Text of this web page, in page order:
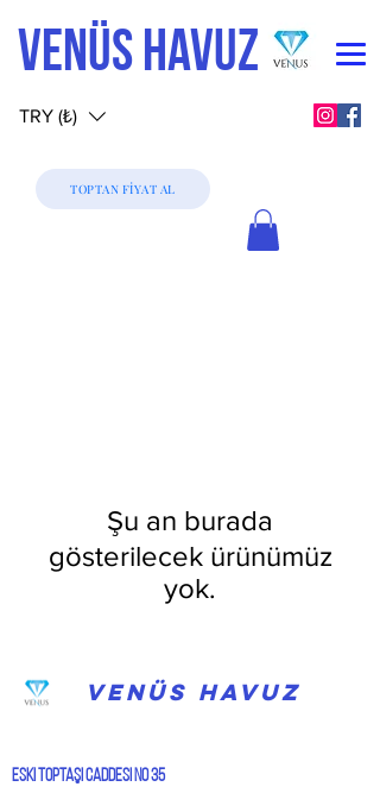
VENÜS HAVUZ
TRY (₺)
TOPTAN FİYAT AL
Şu an burada
gösterilecek ürünümüz
yok.
VENÜS HAVUZ
Eski Toptaşı caddesi No 35